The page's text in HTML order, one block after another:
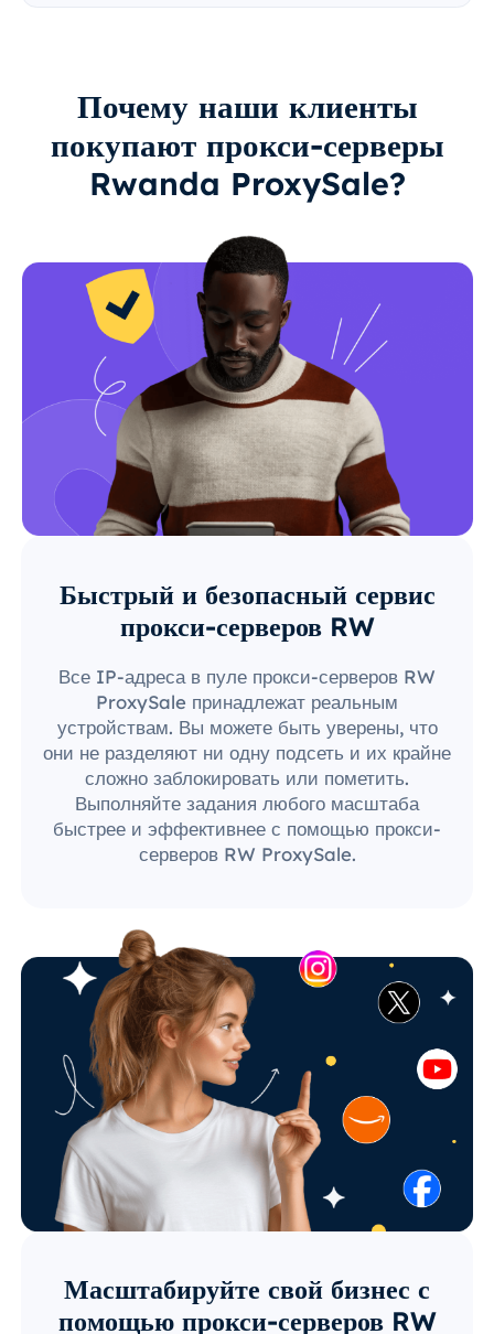
Почему наши клиенты
покупают прокси-серверы
Rwanda ProxySale?
Быстрый и безопасный сервис
прокси-серверов RW
Все IP-адреса в пуле прокси-серверов RW
ProxySale принадлежат реальным
устройствам. Вы можете быть уверены, что
они не разделяют ни одну подсеть и их крайне
сложно заблокировать или пометить.
Выполняйте задания любого масштаба
быстрее и эффективнее с помощью прокси-
серверов RW ProxySale.
Масштабируйте свой бизнес с
помощью прокси-серверов RW